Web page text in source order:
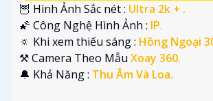
🦉 Hình Ảnh Sắc nét : Ultra 2k + .
🌠 Công Nghệ Hình Ảnh : IP.
🔅 Khi xem thiếu sáng : Hồng Ngoại
⚒ Camera Theo Mẫu Xoay 360.
️🔔 Khả Năng : Thu Âm Và Loa.